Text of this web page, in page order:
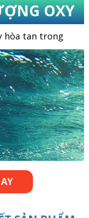
OXY
hòa tan trong